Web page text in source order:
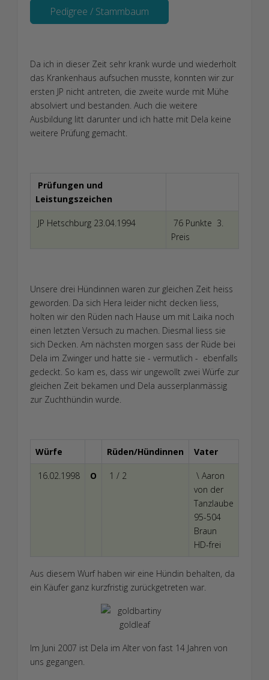
Pedigree / Stammbaum
Da ich in dieser Zeit sehr krank wurde und wiederholt
das Krankenhaus aufsuchen musste, konnten wir zur
ersten JP nicht antreten, die zweite wurde mit Mühe
absolviert und bestanden. Auch die weitere
Ausbildung litt darunter und ich hatte mit Dela keine
weitere Prüfung gemacht.
Prüfungen und
Leistungszeichen
JP Hetschburg 23.04.1994
76 Punkte 3.
Preis
Unsere drei Hündinnen waren zur gleichen Zeit heiss
geworden. Da sich Hera leider nicht decken liess,
holten wir den Rüden nach Hause um mit Laika noch
einen letzten Versuch zu machen. Diesmal liess sie
sich Decken. Am nächsten morgen sass der Rüde bei
Dela im Zwinger und hatte sie - vermutlich - ebenfalls
gedeckt. So kam es, dass wir ungewollt zwei Würfe zur
gleichen Zeit bekamen und Dela ausserplanmässig
zur Zuchthündin wurde.
Würfe Rüden/Hündinnen Vater
16.02.1998 O 1 / 2
\ Aaron
von der
Tanzlaube
95-504
Braun
HD-frei
Aus diesem Wurf haben wir eine Hündin behalten, da
ein Käufer ganz kurzfristig zurückgetreten war.
Im Juni 2007 ist Dela im Alter von fast 14 Jahren von
uns gegangen.